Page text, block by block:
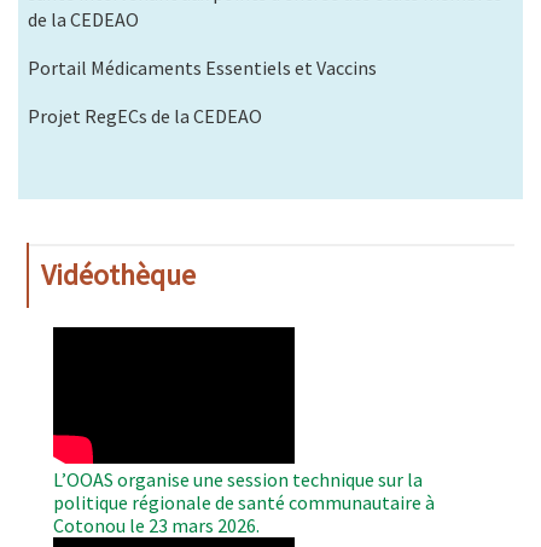
de la CEDEAO
Portail Médicaments Essentiels et Vaccins
Projet RegECs de la CEDEAO
Vidéothèque
L’OOAS organise une session technique sur la
politique régionale de santé communautaire à
Cotonou le 23 mars 2026.